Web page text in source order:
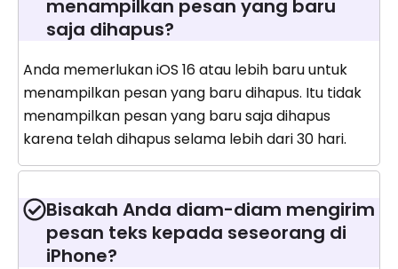
menampilkan pesan yang baru
saja dihapus?
Anda memerlukan iOS 16 atau lebih baru untuk
menampilkan pesan yang baru dihapus. Itu tidak
menampilkan pesan yang baru saja dihapus
karena telah dihapus selama lebih dari 30 hari.
Bisakah Anda diam-diam mengirim
pesan teks kepada seseorang di
iPhone?